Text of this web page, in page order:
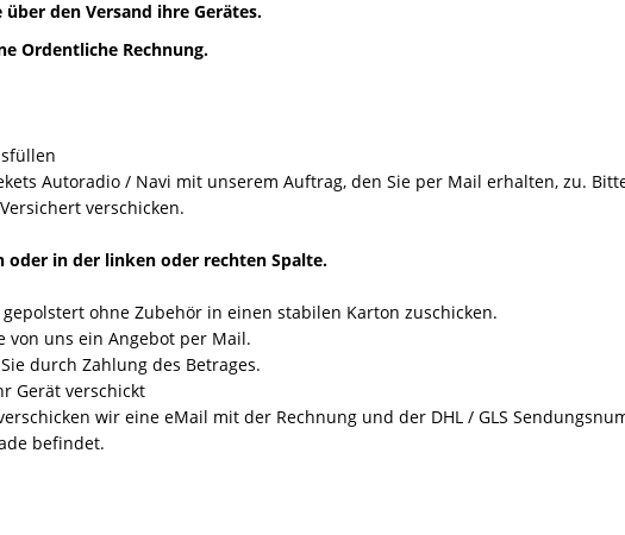
den Versand ihre Gerätes.
Ordentliche Rechnung.
Autoradio / Navi mit unserem Auftrag, den Sie per Mail erhalten, zu.
verschicken.
oder in der linken oder rechten Spalte.
ohne Zubehör in einen stabilen Karton zuschicken.
von uns ein Angebot per Mail.
durch Zahlung des Betrages.
Gerät verschickt
wir eine eMail mit der Rechnung und der DHL / GLS
befindet.